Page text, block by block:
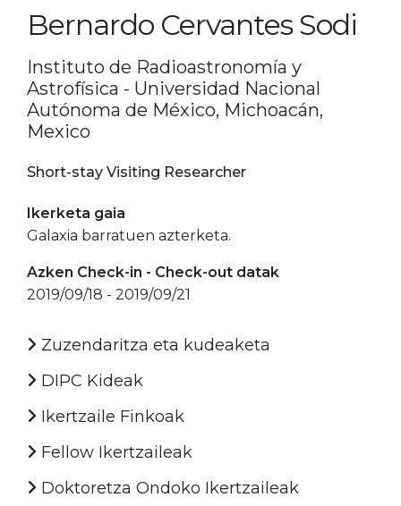
Bernardo Cervantes Sodi
Instituto de Radioastronomía y
Astrofísica - Universidad Nacional
Autónoma de México, Michoacán,
Mexico
Short-stay Visiting Researcher
Ikerketa gaia
Galaxia barratuen azterketa.
Azken Check-in - Check-out datak
2019/09/18 - 2019/09/21
Zuzendaritza eta kudeaketa
DIPC Kideak
Ikertzaile Finkoak
Fellow Ikertzaileak
Doktoretza Ondoko Ikertzaileak